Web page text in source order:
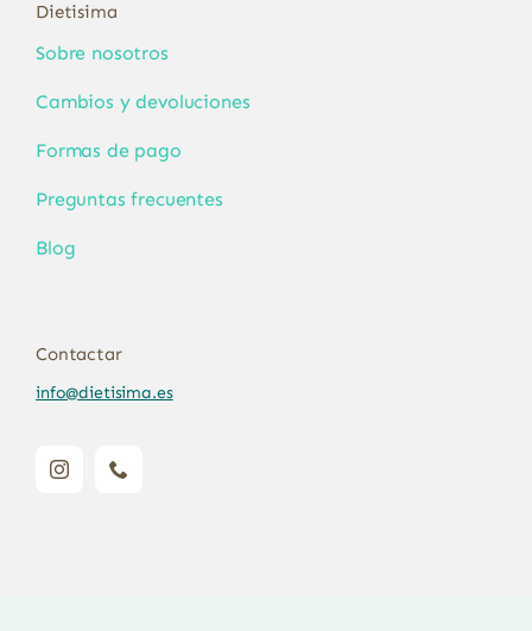
Dietisima
Sobre nosotros
Cambios y devoluciones
Formas de pago
Preguntas frecuentes
Blog
Contactar
info@dietisima.es